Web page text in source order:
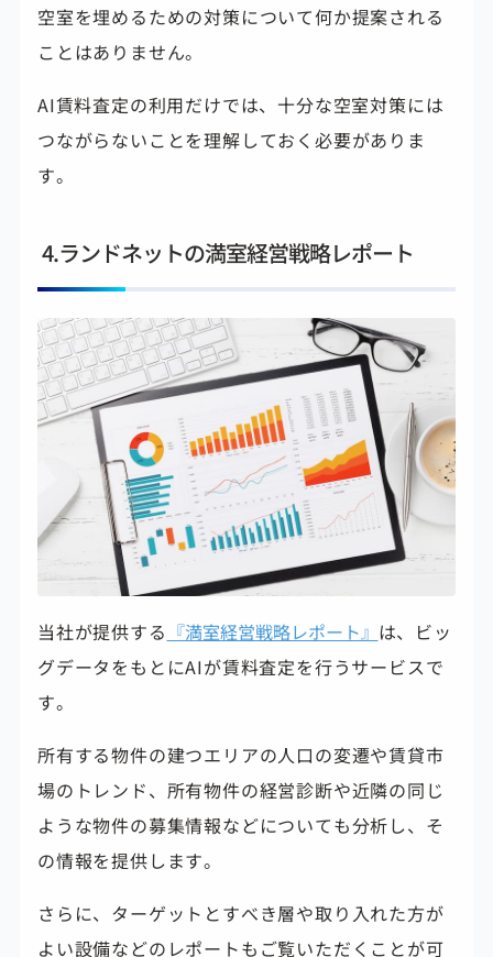
空室を埋めるための対策について何か提案される
ことはありません。
AI賃料査定の利用だけでは、十分な空室対策には
つながらないことを理解しておく必要がありま
す。
4.ランドネットの満室経営戦略レポート
当社が提供する 『満室経営戦略レポート』 は、ビッ
グデータをもとにAIが賃料査定を行うサービスで
す。
所有する物件の建つエリアの人口の変遷や賃貸市
場のトレンド、所有物件の経営診断や近隣の同じ
ような物件の募集情報などについても分析し、そ
の情報を提供します。
さらに、ターゲットとすべき層や取り入れた方が
よい設備などのレポートもご覧いただくことが可